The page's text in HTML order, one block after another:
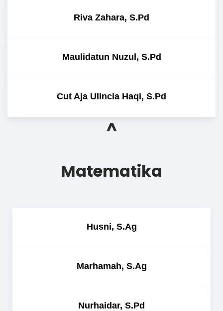
Riva Zahara, S.Pd
Maulidatun Nuzul, S.Pd
Cut Aja Ulincia Haqi, S.Pd
^
Matematika
Husni, S.Ag
Marhamah, S.Ag
Nurhaidar, S.Pd